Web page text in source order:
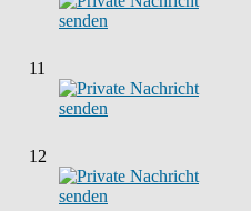
11
12